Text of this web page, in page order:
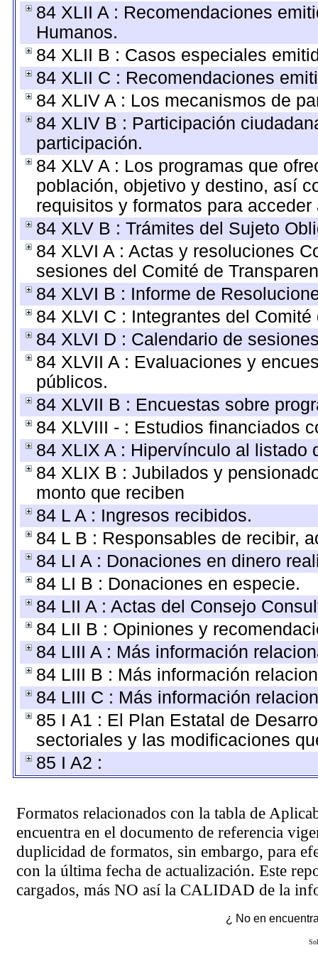
84 XLII A : Recomendaciones
Humanos.
84 XLII B : Casos especiales
84 XLII C : Recomendaciones
84 XLIV A : Los mecanismos de
84 XLIV B : Participación
participación.
84 XLV A : Los programas que
población, objetivo y destino, así
requisitos y formatos para
84 XLV B : Trámites del Sujeto
84 XLVI A : Actas y resoluciones
sesiones del Comité de
84 XLVI B : Informe de
84 XLVI C : Integrantes del
84 XLVI D : Calendario de
84 XLVII A : Evaluaciones y
públicos.
84 XLVII B : Encuestas sobre
84 XLVIII - : Estudios financiados
84 XLIX A : Hipervínculo al listado
84 XLIX B : Jubilados y
monto que reciben
84 L A : Ingresos recibidos.
84 L B : Responsables de recibir,
84 LI A : Donaciones en dinero
84 LI B : Donaciones en especie.
84 LII A : Actas del Consejo
84 LII B : Opiniones y
84 LIII A : Más información
84 LIII B : Más información
84 LIII C : Más información
85 I A1 : El Plan Estatal de
sectoriales y las modificaciones
85 I A2 :
Formatos relacionados con la tabla de
encuentra en el documento de referencia
duplicidad de formatos, sin embargo, para
con la última fecha de actualización. Este
cargados, más NO así la CALIDAD de la
¿ No en